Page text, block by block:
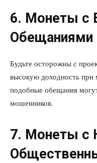
6. Монеты с
Обещаниями
Будьте осторожны с
высокую доходность при
подобные обещания
мошенников.
7. Монеты с